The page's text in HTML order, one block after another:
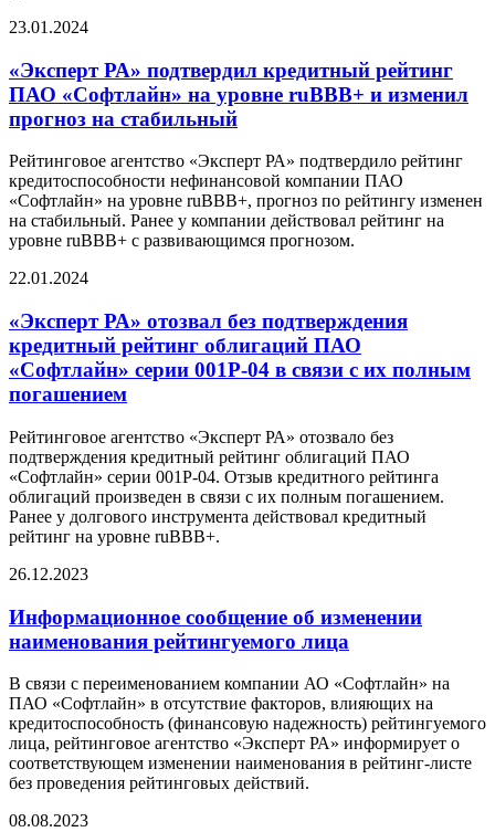
23.01.2024
«Эксперт РА» подтвердил кредитный рейтинг
ПАО «Софтлайн» на уровне ruBBB+ и изменил
прогноз на стабильный
Рейтинговое агентство «Эксперт РА» подтвердило рейтинг
кредитоспособности нефинансовой компании ПАО
«Софтлайн» на уровне ruBBB+, прогноз по рейтингу изменен
на стабильный. Ранее у компании действовал рейтинг на
уровне ruBBB+ с развивающимся прогнозом.
22.01.2024
«Эксперт РА» отозвал без подтверждения
кредитный рейтинг облигаций ПАО
«Софтлайн» серии 001Р-04 в связи с их полным
погашением
Рейтинговое агентство «Эксперт РА» отозвало без
подтверждения кредитный рейтинг облигаций ПАО
«Софтлайн» серии 001Р-04. Отзыв кредитного рейтинга
облигаций произведен в связи с их полным погашением.
Ранее у долгового инструмента действовал кредитный
рейтинг на уровне ruBBB+.
26.12.2023
Информационное сообщение об изменении
наименования рейтингуемого лица
В связи с переименованием компании АО «Софтлайн» на
ПАО «Софтлайн» в отсутствие факторов, влияющих на
кредитоспособность (финансовую надежность) рейтингуемого
лица, рейтинговое агентство «Эксперт РА» информирует о
соответствующем изменении наименования в рейтинг-листе
без проведения рейтинговых действий.
08.08.2023